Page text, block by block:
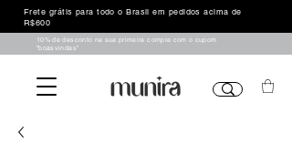
Frete grátis para todo o Brasil em pedidos acima de
R$600
10% de desconto na sua primeira compra com o cupom
"boasvindas"